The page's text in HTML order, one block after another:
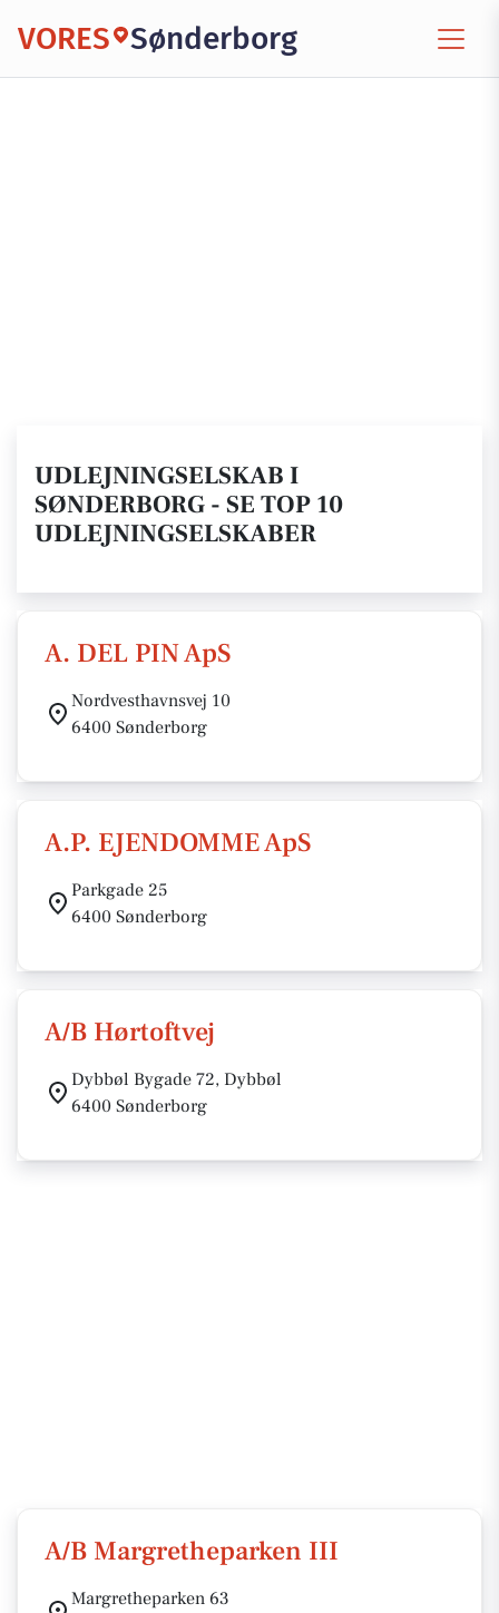
VORES Sønderborg
UDLEJNINGSELSKAB I
SØNDERBORG - SE TOP 10
UDLEJNINGSELSKABER
A. DEL PIN ApS
Nordvesthavnsvej 10
6400 Sønderborg
A.P. EJENDOMME ApS
Parkgade 25
6400 Sønderborg
A/B Hørtoftvej
Dybbøl Bygade 72, Dybbøl
6400 Sønderborg
A/B Margretheparken III
Margretheparken 63